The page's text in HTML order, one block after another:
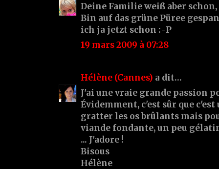
Deine Familie weiß aber
Bin auf das grüne Püree
ich ja jetzt schon :-P
19 mars 2009 à 07:28
Hélène (Cannes) a dit…
J'ai une vraie grande passion
Évidemment, c'est sûr que
gratter les os brûlants mais
viande fondante, un peu
... J'adore !
Bisous
Hélène